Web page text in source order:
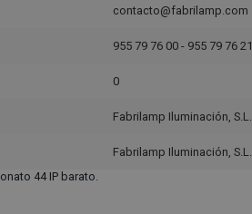
contacto@fabrilamp.com
955 79 76 00 - 955 79 76 21
0
Fabrilamp Iluminación, S.L.
Fabrilamp Iluminación, S.L.
44 IP barato.